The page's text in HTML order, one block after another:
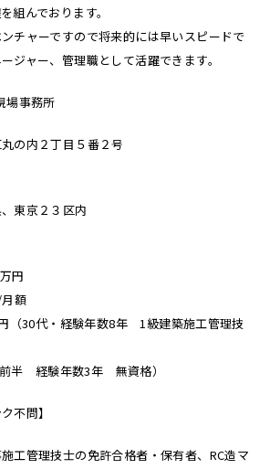
組んでおります。
チャーですので将来的には早いスピードで
ジャー、管理職として活躍できます。
場事務所
の内２丁目５番２号
東京２３区内
円
額
（30代・経験年数8年 1級建築施工管理技
半 経験年数3年 無資格）
不問】
工管理技士の免許合格者・保有者、RC造マ